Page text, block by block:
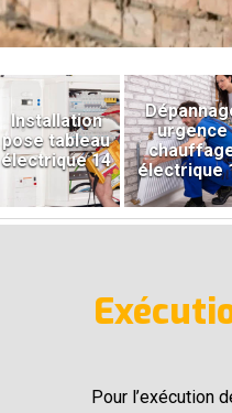
Installation
pose tableau
électrique 14
urgence
électrique
Pour l’exécution